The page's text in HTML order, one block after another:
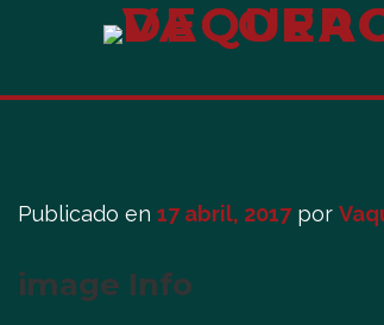
Publicado en 17 abril, 2017por
image Info